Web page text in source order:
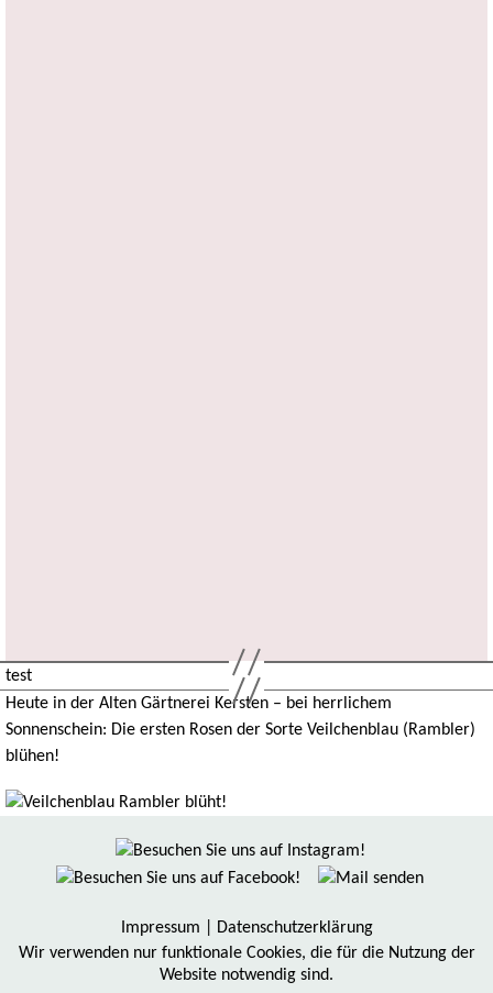
test
Heute in der Alten Gärtnerei Kersten – bei herrlichem
Sonnenschein: Die ersten Rosen der Sorte Veilchenblau (Rambler)
blühen!
Impressum
Datenschutzerklärung
Wir verwenden nur funktionale Cookies, die für die Nutzung der
Website notwendig sind.